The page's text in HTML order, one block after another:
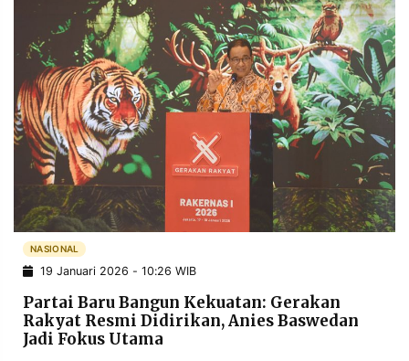
FINANSIA PERSONA
DAERAH NASIONAL
MANCA SPORT
INFORMASI
PRIVACY
POLICY
BERITA
WARGA
INFORMASI
IKLAN
KIRIM
PENGADUAN TERM
SERVICE
NASIONAL
19 Januari 2026 - 10:26 WIB
Partai Baru Bangun Kekuatan: Gerakan
Rakyat Resmi Didirikan, Anies Baswedan
Jadi Fokus Utama